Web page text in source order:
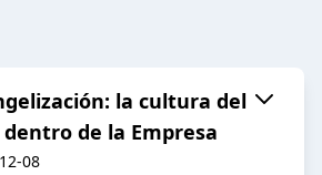
la cultura del
dentro de la Empresa
08